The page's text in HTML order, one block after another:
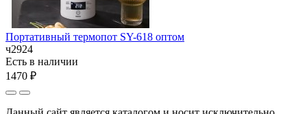
Портативный термопот SY-618 оптом
ч2924
Есть в наличии
1470 ₽